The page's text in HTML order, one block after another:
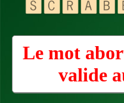
Le mot
valide